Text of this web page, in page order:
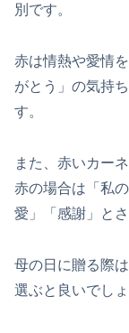
別です。
赤は情熱や愛情
がとう」の気持
す。
また、赤いカー
赤の場合は「私
愛」「感謝」とさ
母の日に贈る際
選ぶと良いでしょ